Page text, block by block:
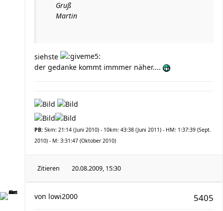
Gruß
Martin
siehste
der gedanke kommt immmer näher....
PB: 5km: 21:14 (Juni 2010) - 10km: 43:38 (Juni 2011) - HM: 1:37:39 (Sept.
2010) - M: 3:31:47 (Oktober 2010)
Zitieren 20.08.2009, 15:30
5405
von lowi2000